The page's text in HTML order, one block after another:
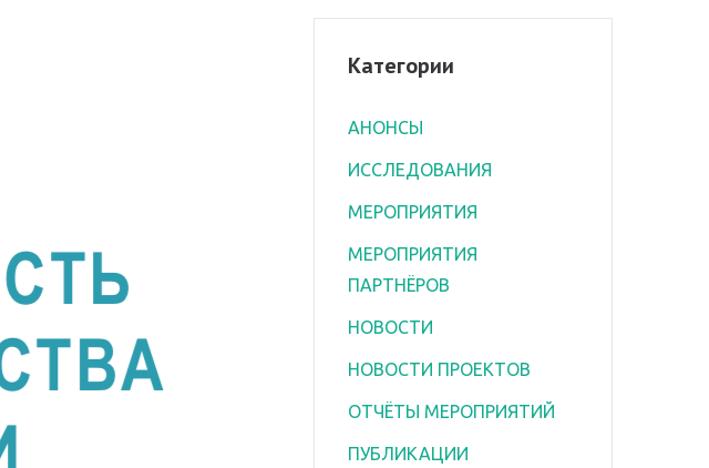
Категории
АНОНСЫ
ИССЛЕДОВАНИЯ
МЕРОПРИЯТИЯ
МЕРОПРИЯТИЯ
ПАРТНЁРОВ
НОВОСТИ
НОВОСТИ ПРОЕКТОВ
ОТЧЁТЫ МЕРОПРИЯТИЙ
ПУБЛИКАЦИИ